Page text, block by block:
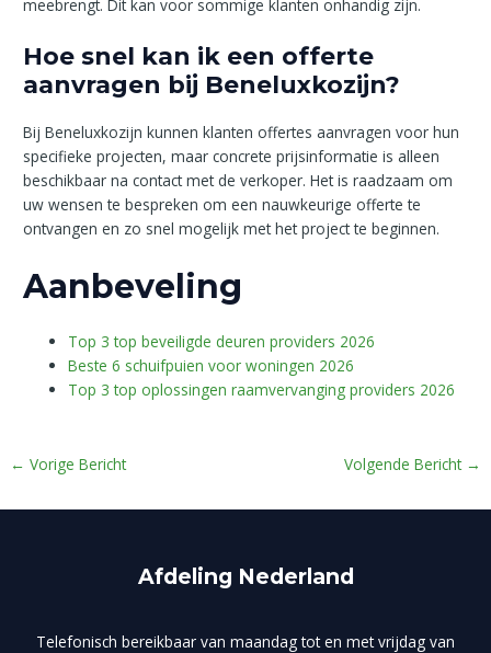
meebrengt. Dit kan voor sommige klanten onhandig zijn.
Hoe snel kan ik een offerte
aanvragen bij Beneluxkozijn?
Bij Beneluxkozijn kunnen klanten offertes aanvragen voor hun
specifieke projecten, maar concrete prijsinformatie is alleen
beschikbaar na contact met de verkoper. Het is raadzaam om
uw wensen te bespreken om een nauwkeurige offerte te
ontvangen en zo snel mogelijk met het project te beginnen.
Aanbeveling
Top 3 top beveiligde deuren providers 2026
Beste 6 schuifpuien voor woningen 2026
Top 3 top oplossingen raamvervanging providers 2026
← Vorige Bericht Volgende Bericht →
Afdeling Nederland
Telefonisch bereikbaar van maandag tot en met vrijdag van